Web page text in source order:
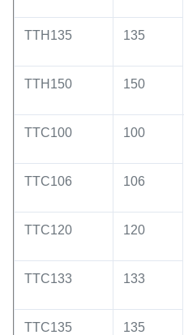
TTH135 135
TTH150 150
TTC100 100
TTC106 106
TTC120 120
TTC133 133
TTC135 135